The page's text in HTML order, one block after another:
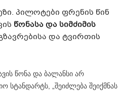
პილოტები ფრენის წინ
წონასა და სიმძიმის
და ტვირთის
წონა და ბალანსი არ
სტანდარტს, „შეიძლება შეიქმნას